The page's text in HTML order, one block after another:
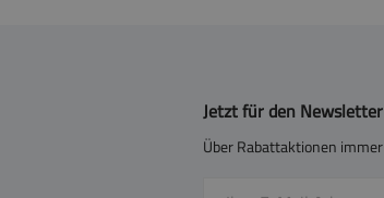
Jetzt für den
Über Rabattaktionen